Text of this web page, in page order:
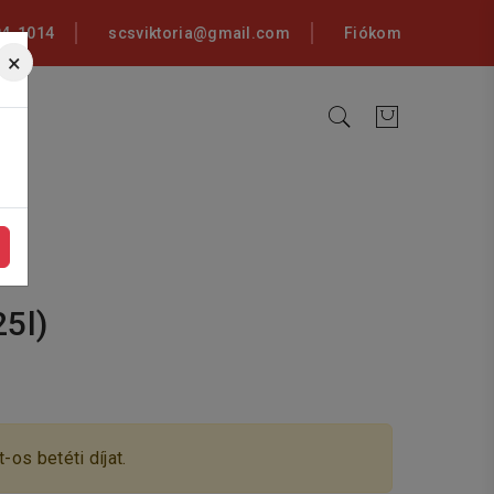
×
1014 scsviktoria@gmail.com Fiókom
os betéti díjat.